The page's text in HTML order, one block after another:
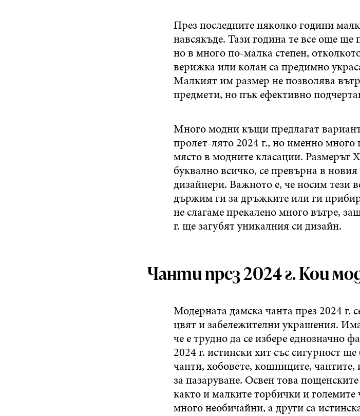
През последните няколко години
навсякъде. Тази година те все още ще
но в много по-малка степен,
верижка или колан са предимно
Малкият им размер не позволява
предмети, но пък ефективно
Много модни къщи предлагат
пролет-лято 2024 г., но именно
място в модните класации. Размерът
буквално всичко, се превърна в
дизайнери. Важното е, че носим тези
държим ги за дръжките или ги
не слагаме прекалено много вътре,
г. ще загубят уникалния си дизайн.
Чанти през 2024 г. Кои
Модерната дамска чанта през 2024 г.
цвят и забележителни украшения.
че е трудно да се избере еднозначно
2024 г. истински хит със сигурност
чанти, хобовете, кошниците,
за пазаруване. Освен това
както и малките торбички и
много необичайни, а други са